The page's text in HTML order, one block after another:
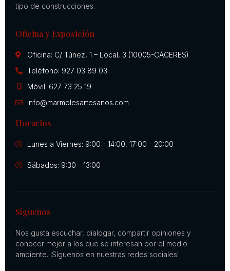
tipo de construcciones.
Oficina y Exposición
Oficina: C/ Túnez, 1 – Local, 3 (10005-CÁCERES)
Teléfono: 927 03 89 03
Móvil: 627 73 25 19
info@marmolesartesanos.com
Horarios
Lunes a Viernes: 9:00 - 14:00, 17:00 - 20:00
Sábados: 9:30 - 13:00
Síguenos
Nos gusta escuchar, dialogar, compartir opiniones y
conocer mejor a los que se interesan por el medio
ambiente. ¡Síguenos en nuestras redes sociales!